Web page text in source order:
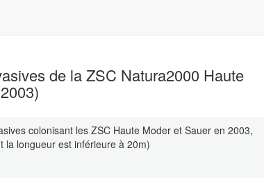
de la ZSC Natura2000 Haute
colonisant les ZSC Haute Moder et Sauer en 2003,
la longueur est inférieure à 20m)